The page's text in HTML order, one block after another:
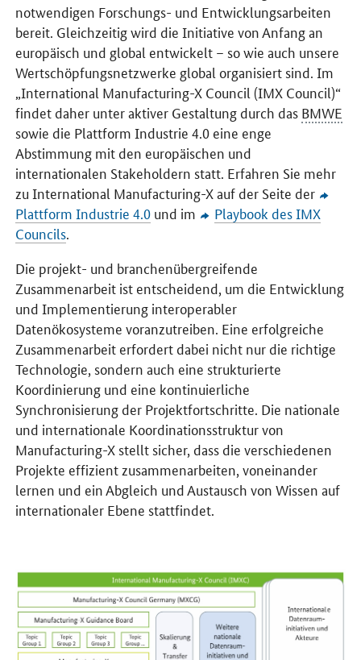
notwendigen Forschungs- und Entwicklungsarbeiten
bereit. Gleichzeitig wird die Initiative von Anfang an
europäisch und global entwickelt – so wie auch unsere
Wertschöpfungsnetzwerke global organisiert sind. Im
„International Manufacturing-X Council (IMX Council)“
findet daher unter aktiver Gestaltung durch das BMWE
sowie die Plattform Industrie 4.0 eine enge
Abstimmung mit den europäischen und
internationalen Stakeholdern statt. Erfahren Sie mehr
zuInternational Manufacturing-Xauf der Seite der
Plattform Industrie 4.0 und im
Playbook des IMX
Councils.
Die projekt- und branchenübergreifende
Zusammenarbeit ist entscheidend, um die Entwicklung
und Implementierung interoperabler
Datenökosysteme voranzutreiben. Eine erfolgreiche
Zusammenarbeit erfordert dabei nicht nur die richtige
Technologie, sondern auch eine strukturierte
Koordinierung und eine kontinuierliche
Synchronisierung der Projektfortschritte. Die nationale
und internationale Koordinationsstruktur von
Manufacturing-X stellt sicher, dass die verschiedenen
Projekte effizient zusammenarbeiten, voneinander
lernen und ein Abgleich und Austausch von Wissen auf
internationaler Ebene stattfindet.